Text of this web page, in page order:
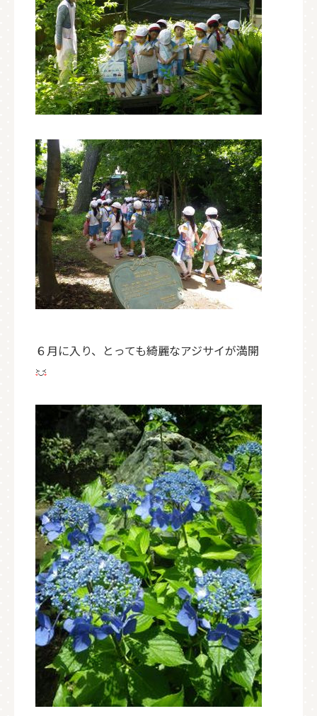
６月に入り、とっても綺麗なアジサイが満開